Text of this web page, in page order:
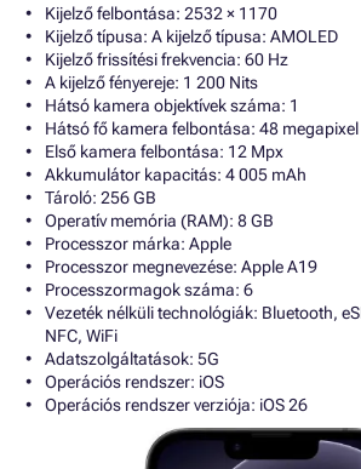
Kijelző felbontása: 2532 × 1170
Kijelző típusa: A kijelző típusa: AMOLED
Kijelző frissítési frekvencia: 60 Hz
A kijelző fényereje: 1 200 Nits
Hátsó kamera objektívek száma: 1
Hátsó fő kamera felbontása: 48 megapixel
Első kamera felbontása: 12 Mpx
Akkumulátor kapacitás: 4 005 mAh
Tároló: 256 GB
Operatív memória (RAM): 8 GB
Processzor márka: Apple
Processzor megnevezése: Apple A19
Processzormagok száma: 6
Vezeték nélküli technológiák: Bluetooth,
NFC, WiFi
Adatszolgáltatások: 5G
Operációs rendszer: iOS
Operációs rendszer verziója: iOS 26